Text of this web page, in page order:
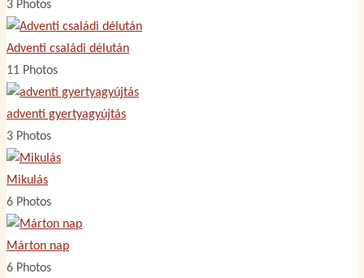
3 Photos
Adventi családi délután
11 Photos
adventi gyertyagyújtás
3 Photos
Mikulás
6 Photos
Márton nap
6 Photos